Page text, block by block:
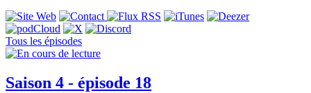
Tous les épisodes
Saison 4 - épisode 18